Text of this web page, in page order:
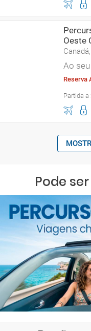
Oeste
Ao
Reserva
Partida
Pode